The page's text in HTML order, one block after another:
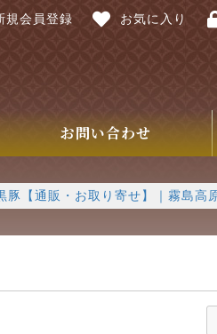
規会員登録 お気に入り
お問い合わせ
豚【通販・お取り寄せ】｜霧島高